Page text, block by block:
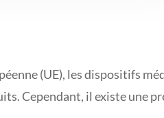
(UE), les dispositifs
Cependant, il existe une